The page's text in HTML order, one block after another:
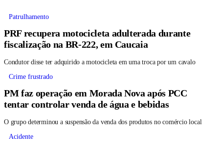
Patrulhamento
PRF recupera motocicleta adulterada durante
fiscalização na BR-222, em Caucaia
Condutor disse ter adquirido a motocicleta em uma troca por um cavalo
Crime frustrado
PM faz operação em Morada Nova após PCC
tentar controlar venda de água e bebidas
O grupo determinou a suspensão da venda dos produtos no comércio local
Acidente